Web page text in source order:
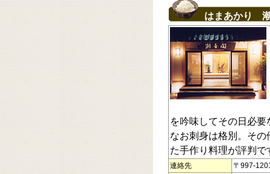
はまあかり
を吟味してその日必
なお刺身は格別。そ
た手作り料理が評判で
連絡先
〒997-